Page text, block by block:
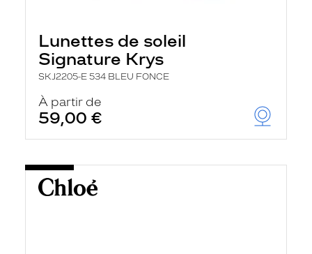
Lunettes de soleil
Signature Krys
SKJ2205-E 534 BLEU FONCE
À partir de
59,00 €